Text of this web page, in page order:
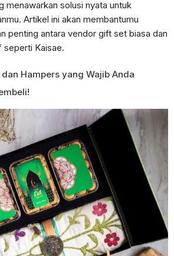
menawarkan solusi nyata untuk
Artikel ini akan membantumu
penting antara vendor gift set biasa dan
Kaisae.
Hampers yang Wajib Anda